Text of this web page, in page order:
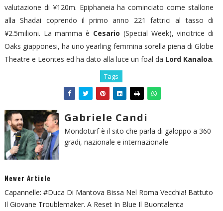
valutazione di ¥120m. Epiphaneia ha cominciato come stallone
alla Shadai coprendo il primo anno 221 fattrici al tasso di
¥2.5milioni. La mamma è Cesario (Special Week), vincitrice di
Oaks giapponesi, ha uno yearling femmina sorella piena di Globe
Theatre e Leontes ed ha dato alla luce un foal da Lord Kanaloa.
Tags
Gabriele Candi
Mondoturf è il sito che parla di galoppo a 360
gradi, nazionale e internazionale
Newer Article
Capannelle: #Duca Di Mantova Bissa Nel Roma Vecchia! Battuto
Il Giovane Troublemaker. A Reset In Blue Il Buontalenta